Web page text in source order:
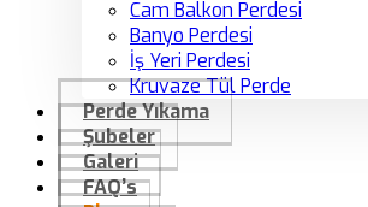
Cam Balkon Perdesi
Banyo Perdesi
İş Yeri Perdesi
Kruvaze Tül Perde
Perde Yıkama
Şubeler
Galeri
FAQ’s